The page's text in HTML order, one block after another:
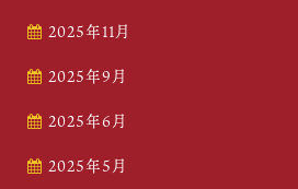
2025年11月
2025年9月
2025年6月
2025年5月